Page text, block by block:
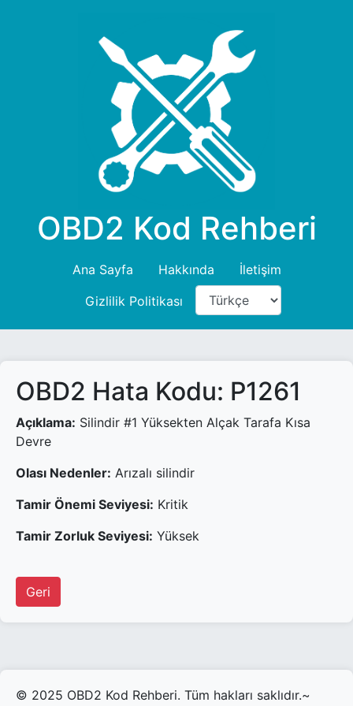
OBD2 Kod Rehberi
Ana Sayfa Hakkında
İletişim
Gizlilik Politikası
OBD2 Hata Kodu: P1261
Açıklama: Silindir #1 Yüksekten Alçak Tarafa Kısa
Devre
Olası Nedenler: Arızalı silindir
Tamir Önemi Seviyesi: Kritik
Tamir Zorluk Seviyesi: Yüksek
Geri
© 2025 OBD2 Kod Rehberi. Tüm hakları saklıdır.~